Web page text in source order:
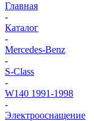
Главная
-
Каталог
-
Mercedes-Benz
-
S-Class
-
W140 1991-1998
-
Электрооснащение